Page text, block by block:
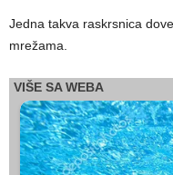
Jedna takva raskrsnica
mrežama.